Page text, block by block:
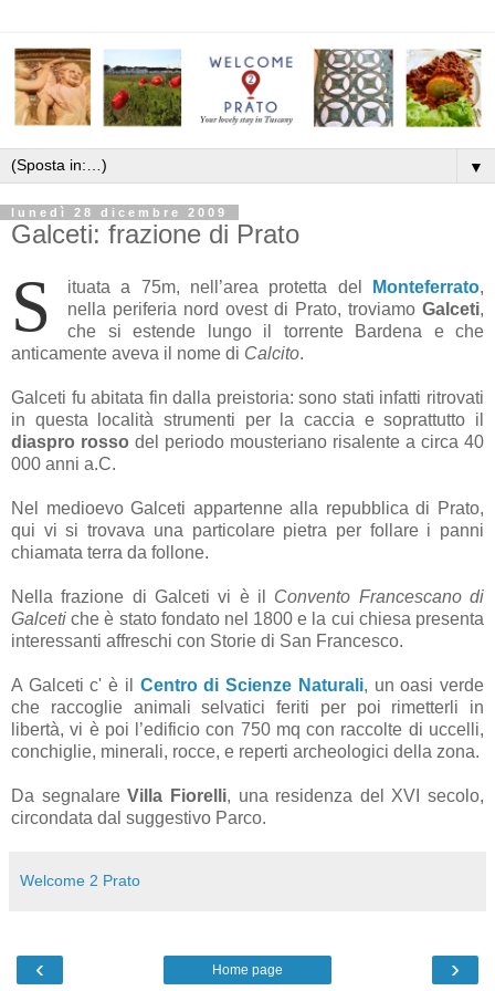
▼
lunedì 28 dicembre 2009
Galceti: frazione di Prato
S ituata a 75m, nell’area protetta del Monteferrato,
nella periferia nord ovest di Prato, troviamo Galceti,
che si estende lungo il torrente Bardena e che
anticamente aveva il nome di Calcito.
Galceti fu abitata fin dalla preistoria: sono stati infatti ritrovati
in questa località strumenti per la caccia e soprattutto il
diaspro rosso del periodo mousteriano risalente a circa 40
000 anni a.C.
Nel medioevo Galceti appartenne alla repubblica di Prato,
qui vi si trovava una particolare pietra per follare i panni
chiamata terra da follone.
Nella frazione di Galceti vi è il Convento Francescano di
Galceti che è stato fondato nel 1800 e la cui chiesa presenta
interessanti affreschi con Storie di San Francesco.
A Galceti c' è il Centro di Scienze Naturali, un oasi verde
che raccoglie animali selvatici feriti per poi rimetterli in
libertà, vi è poi l’edificio con 750 mq con raccolte di uccelli,
conchiglie, minerali, rocce, e reperti archeologici della zona.
Da segnalareVilla Fiorelli, una residenza del XVI secolo,
circondata dal suggestivo Parco.
Welcome 2 Prato
‹ ›
Home page